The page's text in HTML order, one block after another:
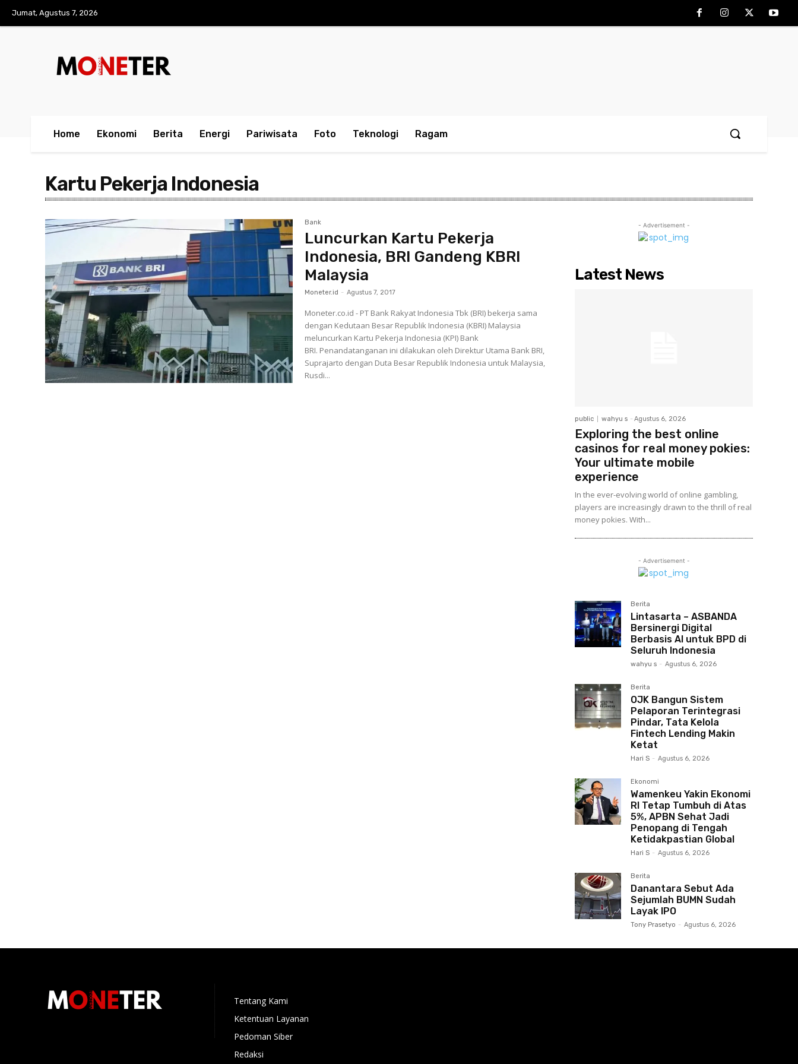
Jumat, Agustus 7, 2026
Home Ekonomi Berita Energi Pariwisata Foto Teknologi Ragam
Kartu Pekerja Indonesia
Bank
Luncurkan Kartu Pekerja
Indonesia, BRI Gandeng KBRI
Malaysia
Moneter.id - Agustus 7, 2017
Moneter.co.id - PT Bank Rakyat Indonesia Tbk (BRI) bekerja sama
dengan Kedutaan Besar Republik Indonesia (KBRI) Malaysia
meluncurkan Kartu Pekerja Indonesia (KPI) Bank
BRI. Penandatanganan ini dilakukan oleh Direktur Utama Bank BRI,
Suprajarto dengan Duta Besar Republik Indonesia untuk Malaysia,
Rusdi...
- Advertisement -
Latest News
public wahyu s - Agustus 6, 2026
Exploring the best online
casinos for real money pokies:
Your ultimate mobile
experience
In the ever-evolving world of online gambling,
players are increasingly drawn to the thrill of real
money pokies. With...
- Advertisement -
Berita
Lintasarta – ASBANDA
Bersinergi Digital
Berbasis AI untuk BPD di
Seluruh Indonesia
wahyu s - Agustus 6, 2026
Berita
OJK Bangun Sistem
Pelaporan Terintegrasi
Pindar, Tata Kelola
Fintech Lending Makin
Ketat
Hari S - Agustus 6, 2026
Ekonomi
Wamenkeu Yakin Ekonomi
RI Tetap Tumbuh di Atas
5%, APBN Sehat Jadi
Penopang di Tengah
Ketidakpastian Global
Hari S - Agustus 6, 2026
Berita
Danantara Sebut Ada
Sejumlah BUMN Sudah
Layak IPO
Tony Prasetyo - Agustus 6, 2026
Tentang Kami
Ketentuan Layanan
Pedoman Siber
Redaksi